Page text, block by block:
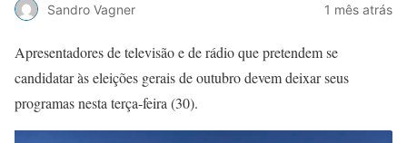
Sandro Vagner 1 mês atrás
Apresentadores de televisão e de rádio que pretendem se
candidatar às eleições gerais de outubro devem deixar seus
programas nesta terça-feira (30).